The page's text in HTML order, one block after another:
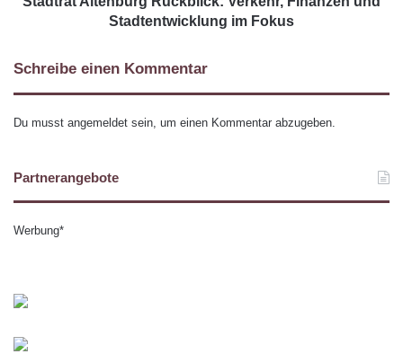
Stadtentwicklung im Fokus
Schreibe einen Kommentar
Du musst angemeldet sein, um einen Kommentar abzugeben.
Partnerangebote
Werbung*